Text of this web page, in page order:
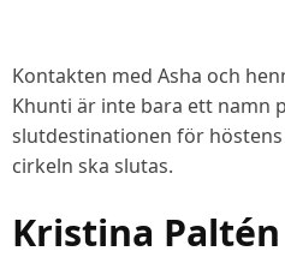
Kontakten med Asha och
Khunti är inte bara ett namn
slutdestinationen för
cirkeln ska slutas.
Kristina